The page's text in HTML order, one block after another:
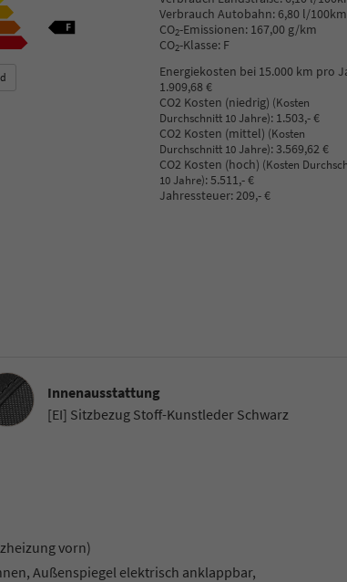
Verbrauch Autobahn:6,80 l/100km
CO2-Emissionen: 167,00 g/km
CO2-Klasse: F
Energiekosten bei 15.000 km pro
1.909,68 €
CO2 Kosten (niedrig) (Kosten
Durchschnitt 10 Jahre): 1.503,- €
CO2 Kosten (mittel) (Kosten
Durchschnitt 10 Jahre):3.569,62 €
CO2 Kosten (hoch) (Kosten
10 Jahre):5.511,- €
Jahressteuer:209,- €
Innenausstattung
[EI] Sitzbezug Stoff-Kunstleder Schwarz
vorn)
Außenspiegel elektrisch anklappbar,